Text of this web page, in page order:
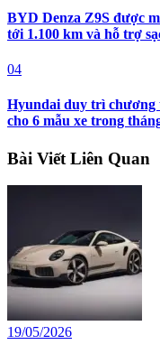
BYD Denza Z9S được
tới 1.100 km và hỗ trợ
04
Hyundai duy trì chương
cho 6 mẫu xe trong
Bài Viết Liên Quan
19/05/2026